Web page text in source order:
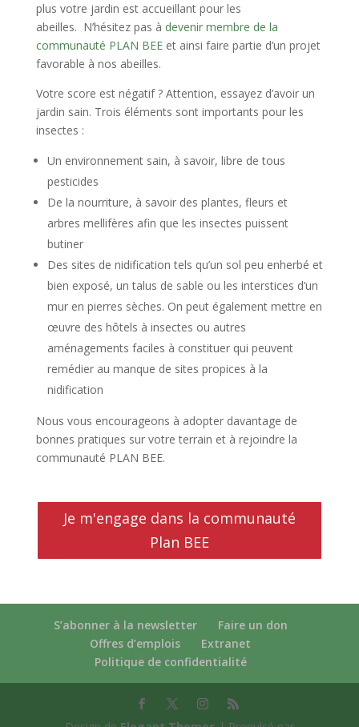
plus votre jardin est accueillant pour les
abeilles. N’hésitez pas à devenir membre de la
communauté PLAN BEEet ainsi faire partie d’un projet
favorable à nos abeilles.
Votre score est négatif? Attention, essayez d’avoir un
jardin sain. Trois éléments sont importants pour les
insectes :
Un environnement sain, à savoir, libre de tous
pesticides
De la nourriture, à savoir des plantes, fleurs et
arbres mellifères afin que les insectes puissent
butiner
Des sites de nidification tels qu’un sol peu enherbé et
bien exposé, un talus de sable ou les interstices d’un
mur en pierres sèches. On peut également mettre en
œuvre des hôtels à insectes ou autres
aménagements faciles à constituer qui peuvent
remédier au manque de sites propices à la
nidification
Nous vous encourageons à adopter davantage de
bonnes pratiques sur votre terrain et à rejoindre la
communauté PLAN BEE.
Je m'engage dans la communauté
Plan BEE
S’abonner à la newsletter
Faire un don
Offres d’emplois
Extranet
Politique de confidentialité